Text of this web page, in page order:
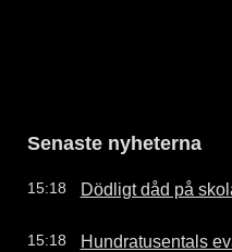
Senaste nyheterna
15:18 Dödligt dåd på
15:18 Hundratusentals